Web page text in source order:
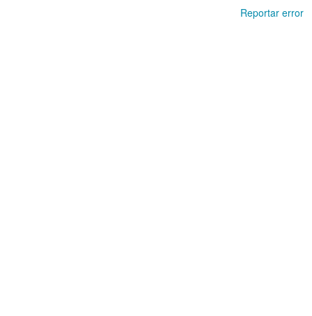
Reportar error